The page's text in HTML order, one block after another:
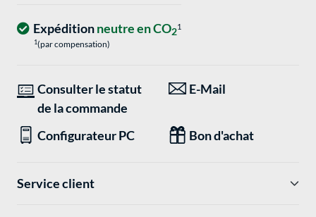
Expéditionneutre en CO21
1(par compensation)
Consulter le statut
de la commande
E-Mail
Configurateur PC Bon d'achat
Service client